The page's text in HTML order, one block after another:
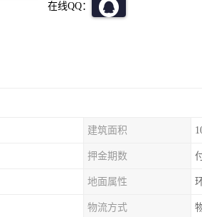
在线QQ：
建筑面积
押金期数
地面属性
物流方式